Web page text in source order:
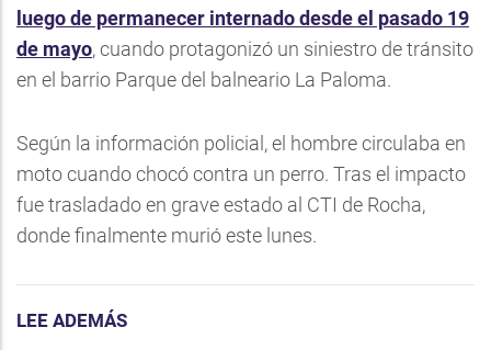
luego de permanecer internado desde el pasado 19
de mayo, cuando protagonizó un siniestro de tránsito
en el barrio Parque del balneario La Paloma.
Según la información policial, el hombre circulaba en
moto cuando chocó contra un perro. Tras el impacto
fue trasladado en grave estado al CTI de Rocha,
donde finalmente murió este lunes.
LEE ADEMÁS